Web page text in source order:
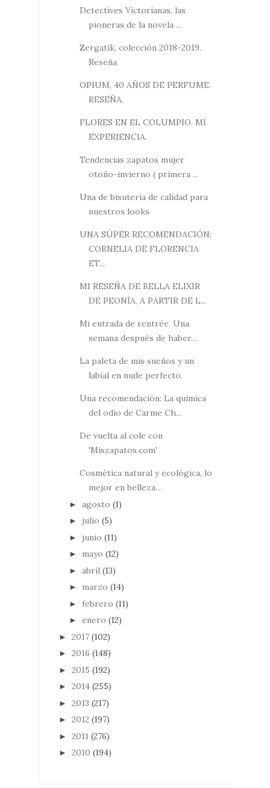
Detectives Victorianas, las
pioneras de la novela ...
Zergatik, colección 2018-2019.
Reseña
OPIUM, 40 AÑOS DE PERFUME.
RESEÑA.
FLORES EN EL COLUMPIO. MI
EXPERIENCIA.
Tendencias zapatos mujer
otoño-invierno ( primera ...
Una de bisutería de calidad para
nuestros looks
UNA SÚPER RECOMENDACIÓN:
CORNELIA DE FLORENCIA
ET...
MI RESEÑA DE BELLA ELIXIR
DE PEONÍA, A PARTIR DE L...
Mi entrada de rentrée. Una
semana después de haber...
La paleta de mis sueños y un
labial en nude perfecto.
Una recomendación: La química
del odio de Carme Ch...
De vuelta al cole con
'Miszapatos.com'
Cosmética natural y ecológica, lo
mejor en belleza...
► agosto (1)
► julio (5)
► junio (11)
► mayo (12)
► abril (13)
► marzo (14)
► febrero (11)
► enero (12)
► 2017 (102)
► 2016 (148)
► 2015 (192)
► 2014 (255)
► 2013 (217)
► 2012 (197)
► 2011 (276)
► 2010 (194)